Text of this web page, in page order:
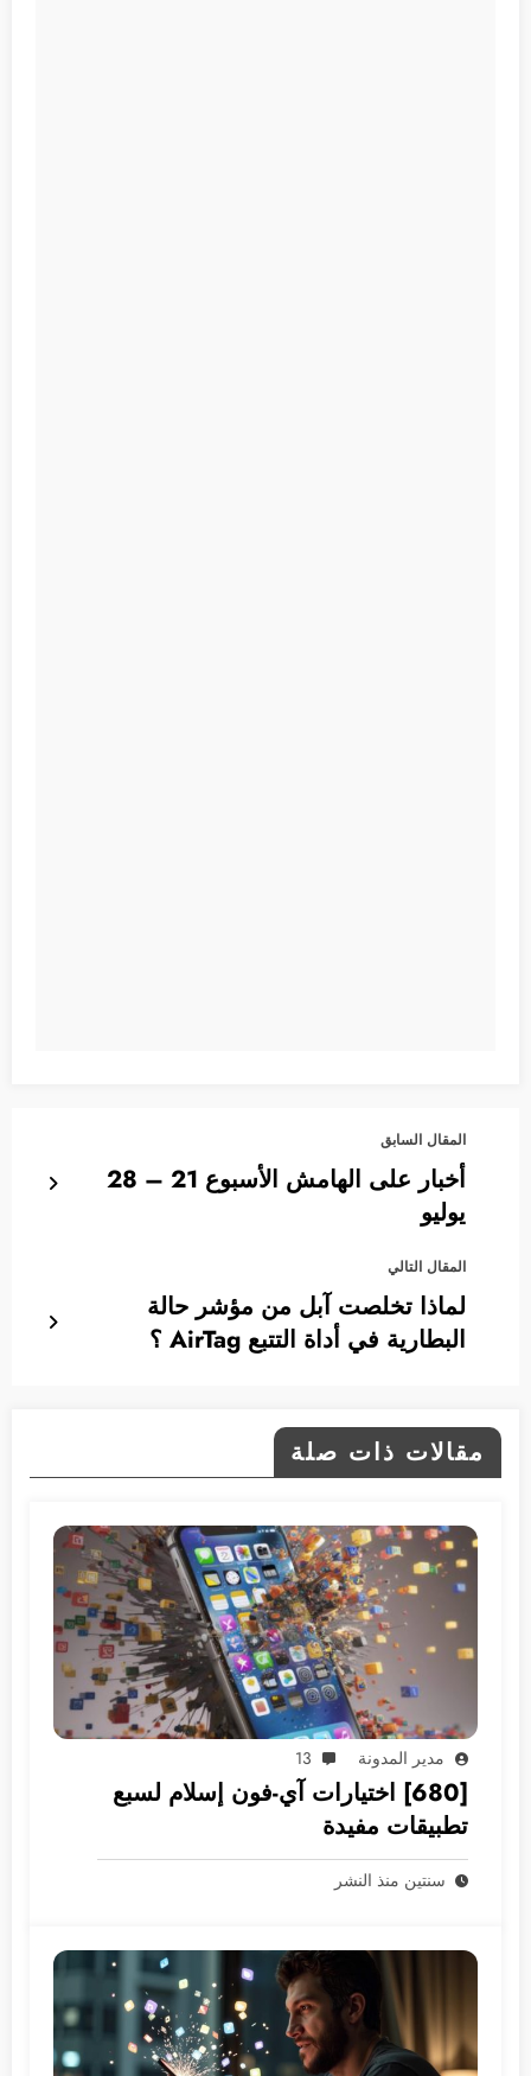
المقال السابق
أخبار على الهامش الأسبوع 21 – 28
يوليو
المقال التالي
لماذا تخلصت آبل من مؤشر حالة
البطارية في أداة التتبع AirTag ؟
مقالات ذات صلة
مدير المدونة 13
[680] اختيارات آي-فون إسلام لسبع
تطبيقات مفيدة
سنتين منذ النشر